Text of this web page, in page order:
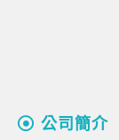
公司簡介